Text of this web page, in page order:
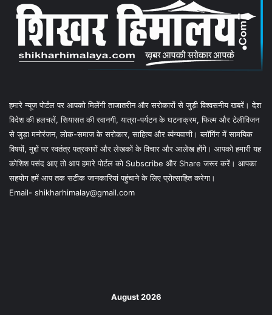
हमारे न्यूज पोर्टल पर आपको मिलेंगी ताजातरीन और सरोकारों से जुड़ी विश्वसनीय खबरें। देश
विदेश की हलचलें, सियासत की रवानगी, यात्रा-पर्यटन के घटनाक्रम, फिल्म और टेलीविजन
से जुड़ा मनोरंजन, लोक-समाज के सरोकार, साहित्य और व्यंग्यवाणी। ब्लॉगिंग में सामयिक
विषयों, मुद्दों पर स्वतंत्र पत्रकारों और लेखकों के विचार और आलेख होंगे। आपको हमारी यह
कोशिश पसंद आए तो आप हमारे पोर्टल को Subscribe और Share जरूर करें। आपका
सहयोग हमें आप तक सटीक जानकारियां पहुंचाने के लिए प्रोत्साहित करेगा।
Email- shikharhimalay@gmail.com
August 2026